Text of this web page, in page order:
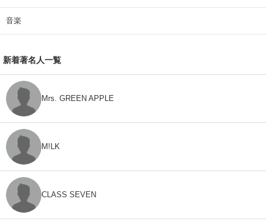
音楽
新着著名人一覧
Mrs. GREEN APPLE
M!LK
CLASS SEVEN